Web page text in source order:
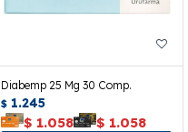
Diabemp 25 Mg 30 Comp.
$ 1.245
$ 1.058 $ 1.058